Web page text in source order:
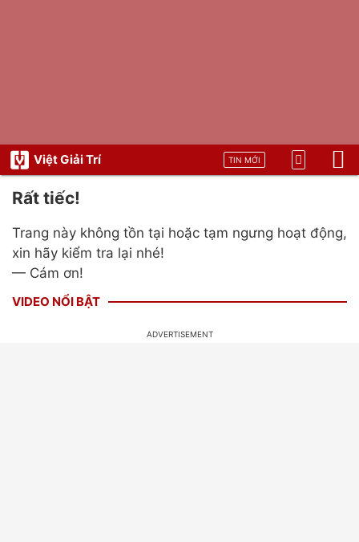
Việt Giải Trí TIN MỚI
Rất tiếc!
Trang này không tồn tại hoặc tạm ngưng hoạt động,
xin hãy kiểm tra lại nhé!
— Cám ơn!
VIDEO NỔI BẬT